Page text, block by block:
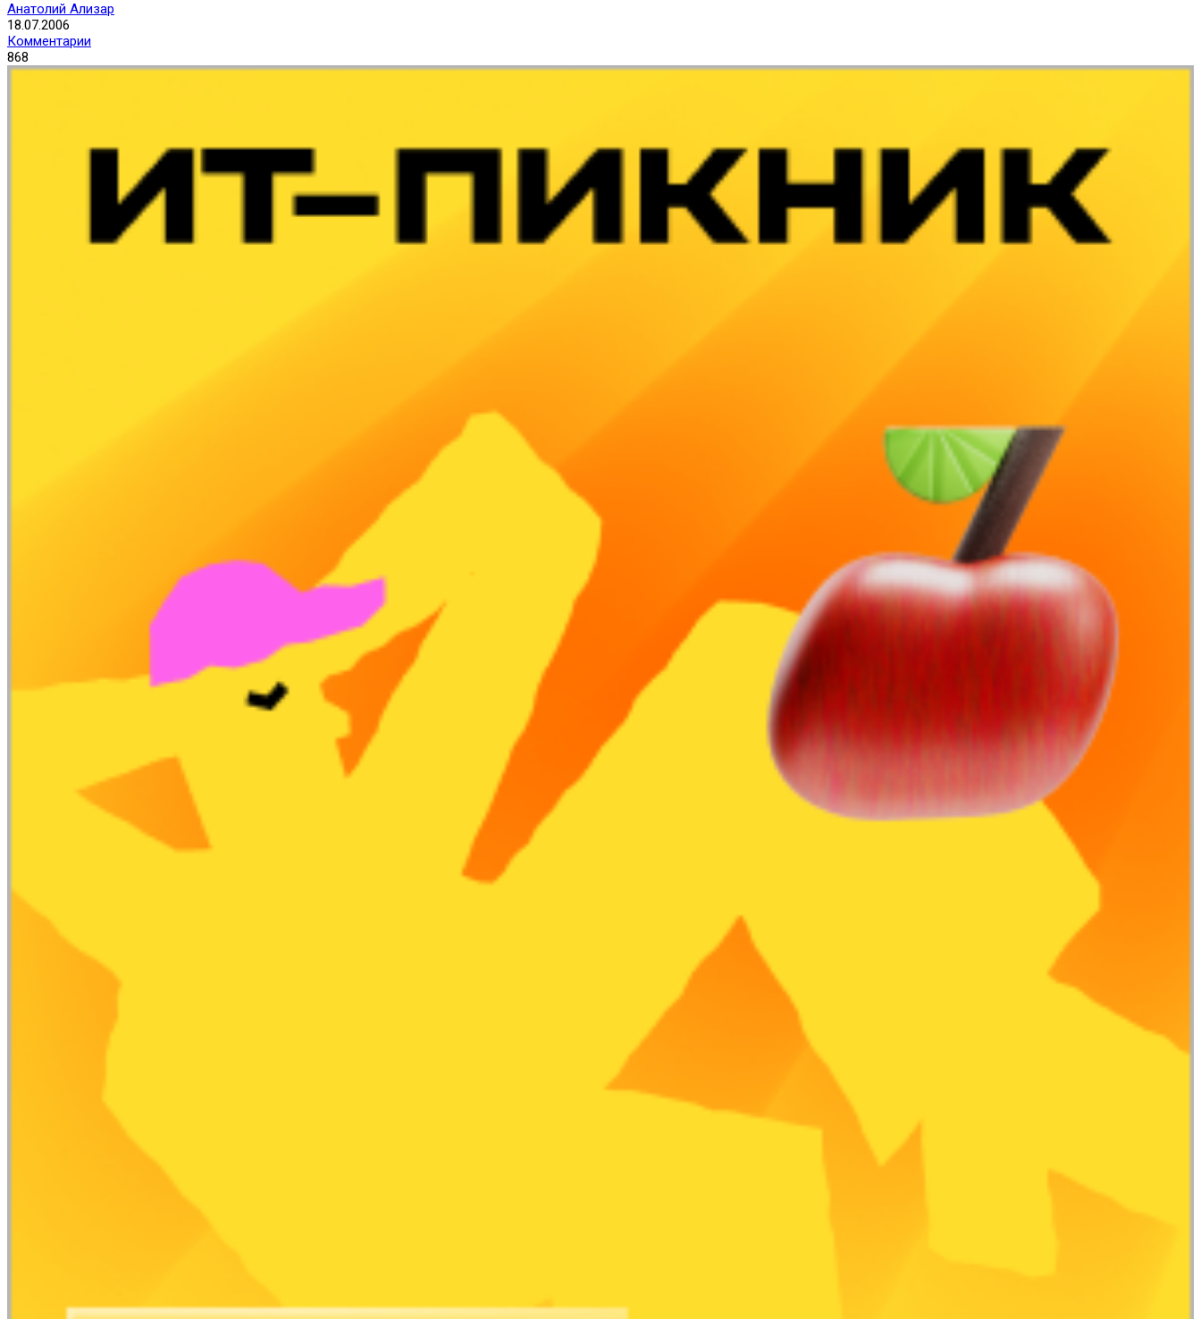
Анатолий Ализар
18.07.2006
Комментарии
868